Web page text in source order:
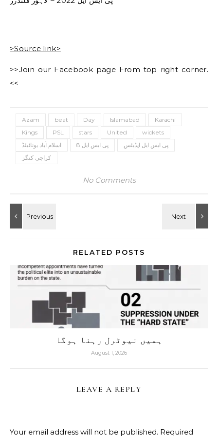
>Source link>
>>Join our Facebook page From top right corner.
<<
Azam beat Day Islamabad
Karachi
Kings
PSL stars United
wickets
اسلام آباد یونائیٹڈ
پی ایس ایل 8
پی ایس ایل اپڈیٹس
کراچی کنگز
No Comments
RELATED POSTS
ہمیں نیوٹرل رہنا ہوگا
August 1, 2026
LEAVE A REPLY
Your email address will not be published. Required